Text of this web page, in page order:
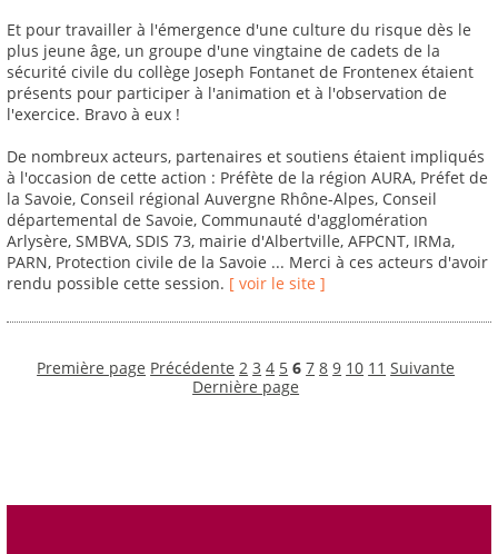
Et pour travailler à l'émergence d'une culture du risque dès le
plus jeune âge, un groupe d'une vingtaine de cadets de la
sécurité civile du collège Joseph Fontanet de Frontenex étaient
présents pour participer à l'animation et à l'observation de
l'exercice. Bravo à eux !
De nombreux acteurs, partenaires et soutiens étaient impliqués
à l'occasion de cette action : Préfète de la région AURA, Préfet de
la Savoie, Conseil régional Auvergne Rhône-Alpes, Conseil
départemental de Savoie, Communauté d'agglomération
Arlysère, SMBVA, SDIS 73, mairie d'Albertville, AFPCNT, IRMa,
PARN, Protection civile de la Savoie ... Merci à ces acteurs d'avoir
rendu possible cette session. [ voir le site ]
Première page Précédente 2 3 4 5 6 7 8 9 10 11 Suivante
Dernière page